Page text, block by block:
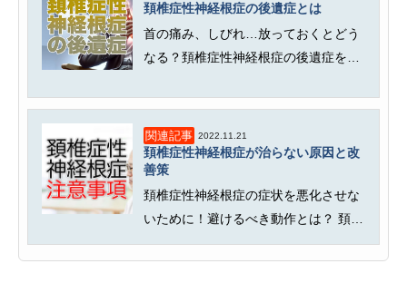
頚椎症性神経根症の後遺症とは
首の痛み、しびれ…放っておくとどう
なる？頚椎症性神経根症の後遺症を解
関連記事 2022.11.21
頚椎症性神経根症が治らない原因と改
善策
頚椎症性神経根症の症状を悪化させな
いために！避けるべき動作とは？ 頚椎
症性神経根症は、神経が圧迫され...